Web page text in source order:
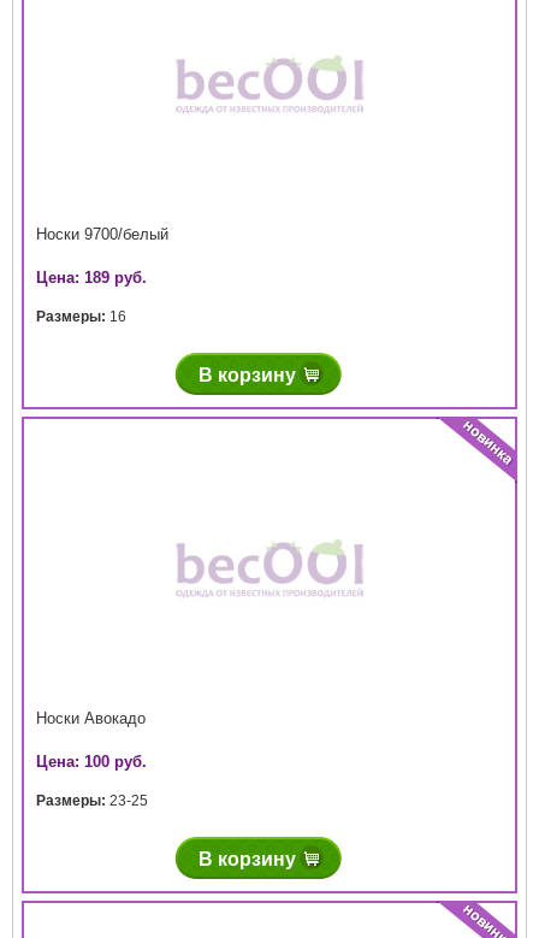
Носки 9700/белый
Цена: 189 руб.
Размеры: 16
В корзину
Носки Авокадо
Цена: 100 руб.
Размеры: 23-25
В корзину